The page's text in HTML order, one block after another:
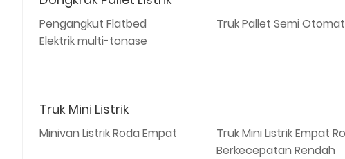
Pengangkut Flatbed
Elektrik multi-tonase
Truk Pallet Semi
Truk Mini Listrik
Minivan Listrik Roda Empat
Truk Mini Listrik Empat
Berkecepatan Rendah